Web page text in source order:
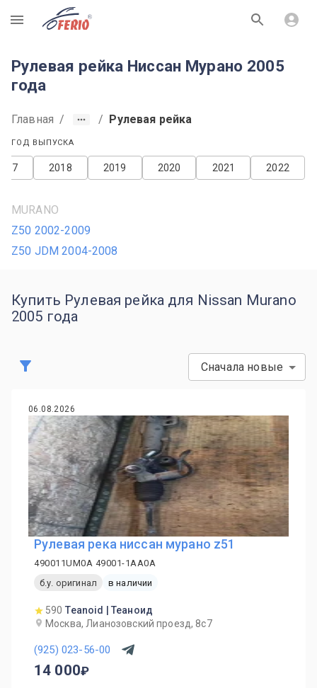
R
Рулевая рейка Ниссан Мурано 2005
года
Главная / / Рулевая рейка
ГОД ВЫПУСКА
2022
2021
2020
2019
2018
MURANO
Z50 2002-2009
Z50 JDM 2004-2008
Купить Рулевая рейка для Nissan Murano
2005 года
Сначала новые
06.08.2026
Рулевая река ниссан мурано z51
490011UM0A 49001-1AA0A
б.у. оригинал
в наличии
590 Teanoid | Теаноид
Москва, Лианозовский проезд, 8с7
(925) 023-56-00
14 000